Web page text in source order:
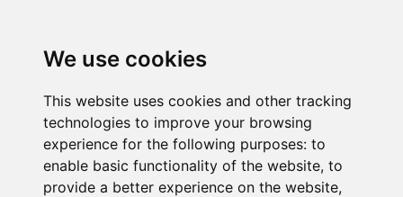
We use cookies
This website uses cookies and other tracking
technologies to improve your browsing
experience for the following purposes: to
enable basic functionality of the website, to
provide a better experience on the website,